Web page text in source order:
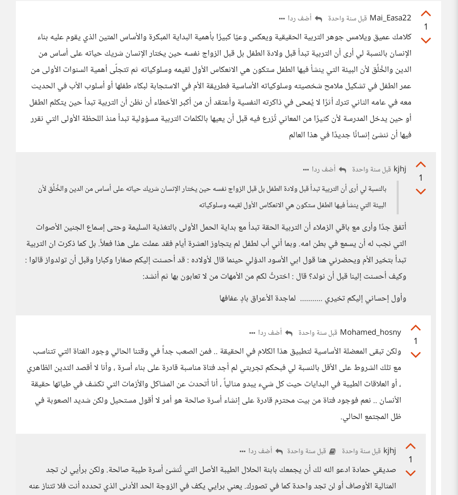
1
Mai_Easa22 قبل سنة واحدة أضف ردا
كلامك عميق ويلامس جوهر التربية الحقيقية ويعكس وعيًا كبيرًا بأهمية البداية المبكرة والأساس المتين الذي يقوم عليه بناء
الإنسان بالنسبة لي أرى أن التربية تبدأ قبل ولادة الطفل بل قبل الزواج نفسه حين يختار الإنسان شريك حياته على أساس من
الدين والخُلُق لأن البيئة التي ينشأ فيها الطفل ستكون هي الانعكاس الأول لقيمه وسلوكياته ثم تتجلّى أهمية السنوات الأولى من
عمر الطفل في تشكيل ملامح شخصيته وسلوكياته الأساسية فطريقة الأم في الاستجابة لبكاء طفلها أو أسلوب الأب في الحديث
معه في عامه الثاني تترك أثرًا لا يُمحى في ذاكرته النفسية وأعتقد أن من أكبر الأخطاء أن نظن أن التربية تبدأ حين يتكلم الطفل
أو حين يدخل المدرسة لأن كثيرًا من المعاني تُزرع فيه قبل أن يعيها بالكلمات التربية مسؤولية تبدأ منذ اللحظة الأولى التي نقرر
فيها أن ننشئ إنسانًا جديدًا في هذا العالم
1
kjhj قبل سنة واحدة
أضف ردا
بالنسبة لي أرى أن التربية تبدأ قبل ولادة الطفل بل قبل الزواج نفسه حين يختار الإنسان شريك حياته على أساس من الدين والخُلُق لأن
البيئة التي ينشأ فيها الطفل ستكون هي الانعكاس الأول لقيمه وسلوكياته
أتفق جدًا وأرى مع باقي الزملاء أن التربية الحقة تبدأ مع بداية الحمل الأولى بالتغذية السليمة وحتى إسماع الجنين الأصوات
التي نجب له أن يسمع في بطن امه. وبما أني أب لطفل لم يتجاوز العشرة أيام فقد عملت على هذا فعلاً. بل كما ذكرت ان التربية
تبدأ بتخير الأم ويحضرني هنا قول ابي الأسود الدؤلي حينما قال لأولاده : قد أحسنت إليكم صغارا وكبارا وقبل أن تولدواز قالوا :
وكيف أحسنت إلينا قبل أن نولد؟ قال : اخترتُ لكم من الأمهات من لا تعابون بها ثم أنشد:
وأول إحساني إليكم تخيري ........... لماجدة الأعراق بادٍ عفافها
1
Mohamed_hosny قبل سنة واحدة أضف ردا
ولكن تبقى المعضلة الأساسية لتطبيق هذا الكلام في الحقيقة .. فمن الصعب جداً في وقتنا الحالي وجود الفتاة التي تتناسب
مع تلك الشروط على الأقل بالنسبة لي فبحكم تجربتي لم أجد فتاة مناسبة قادرة على بناء أسرة ، وأنا لا أقصد التدين الظاهري
، أو العلاقات الطيبة في البدايات حيث كل شيء يبدو مثالياً ، أنا أتحدث عن المشاكل والأزمات التي تكشف في طياتها حقيقة
الأنسان .. نعم فوجود فتاة من بيت محترم قادرة على إنشاء أسرة صالحة هو أمر لا أقول مستحيل ولكن شديد الصعوبة في
ظل المجتمع الحالي.
1
kjhj قبل سنة واحدة قبل سنة واحدة أضف ردا
صديقي حمادة ادعو الله لك أن يجمعك بابنة الحلال الطيبة الأصل التي تُنشئ أسرة طيبة صالحة. ولكن برأيي لن تجد
المثالية الأوصاف أو لن تجد واحدة كما في تصورك. يعني برايي يكف في الزوجة الحد الأدنى الذي تحدده أنت فلا تتناز عنه